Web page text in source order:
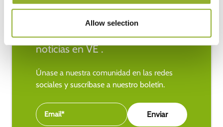
Allow selection
Manténgase al día de las últimas
noticias en VE .
Únase a nuestra comunidad en las redes
sociales y suscríbase a nuestro boletín.